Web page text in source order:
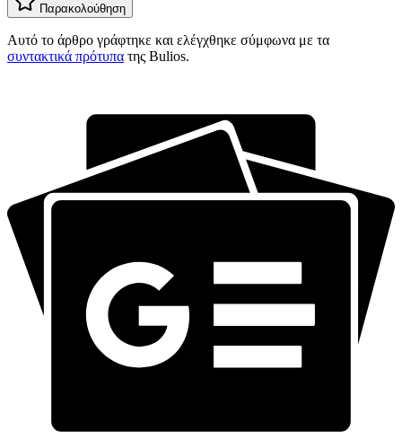
Παρακολούθηση
Αυτό το άρθρο γράφτηκε και ελέγχθηκε σύμφωνα με τα
συντακτικά πρότυπα της Bulios.